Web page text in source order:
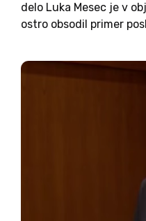
delo Luka Mesec je v
ostro obsodil primer
dolgovih njegovega
politično odgovornost